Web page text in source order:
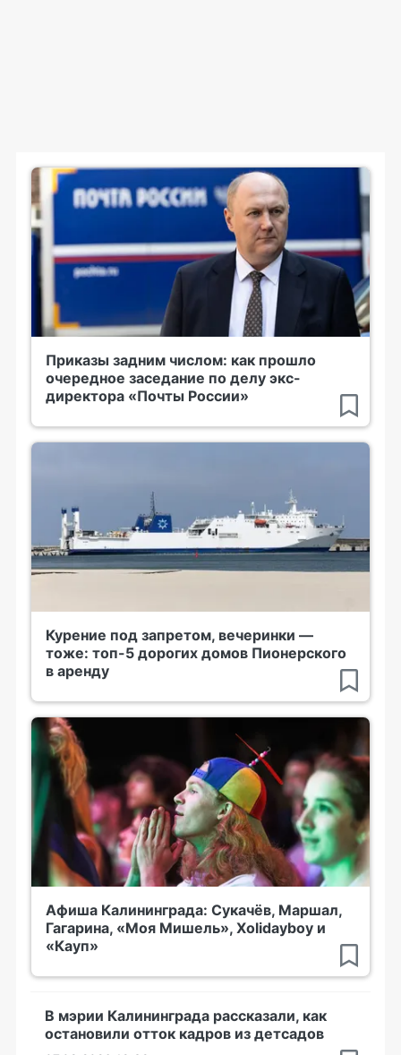
Приказы задним числом: как прошло
очередное заседание по делу экс-
директора «Почты России»
Курение под запретом, вечеринки —
тоже: топ-5 дорогих домов Пионерского
в аренду
Афиша Калининграда: Сукачёв, Маршал,
Гагарина, «Моя Мишель», Xolidayboy и
«Кауп»
В мэрии Калининграда рассказали, как
остановили отток кадров из детсадов